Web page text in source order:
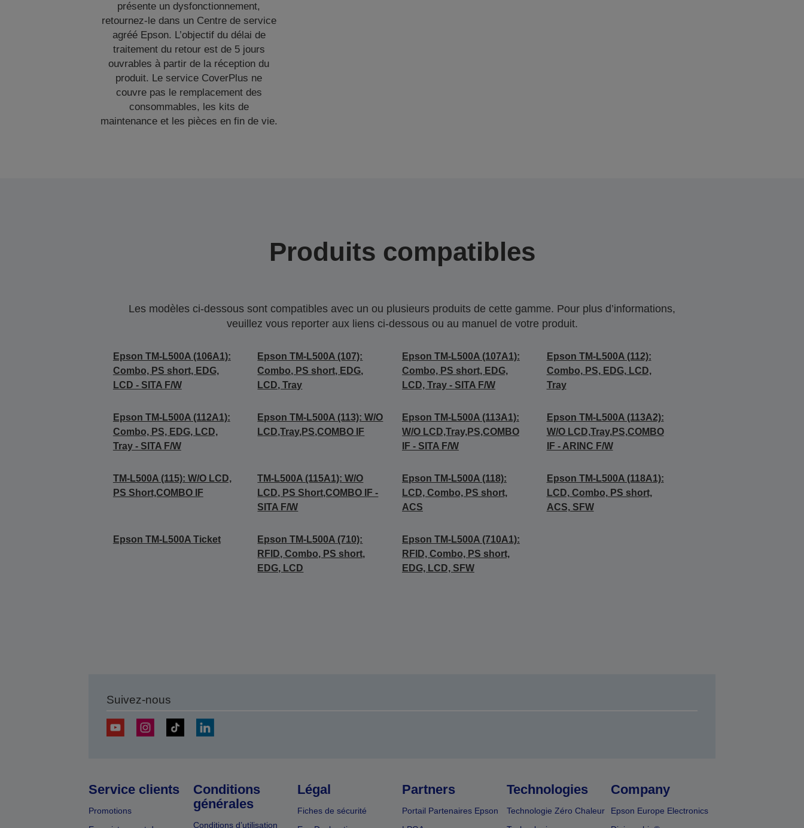
présente un dysfonctionnement,
retournez-le dans un Centre de service
agréé Epson. L’objectif du délai de
traitement du retour est de 5 jours
ouvrables à partir de la réception du
produit. Le service CoverPlus ne
couvre pas le remplacement des
consommables, les kits de
maintenance et les pièces en fin de vie.
Produits compatibles
Les modèles ci-dessous sont compatibles avec un ou plusieurs produits de cette gamme. Pour plus d’informations,
veuillez vous reporter aux liens ci-dessous ou au manuel de votre produit.
Epson TM-L500A (106A1):
Combo, PS short, EDG,
LCD - SITA F/W
Epson TM-L500A (107):
Combo, PS short, EDG,
LCD, Tray
Epson TM-L500A (107A1):
Combo, PS short, EDG,
LCD, Tray - SITA F/W
Epson TM-L500A (112):
Combo, PS, EDG, LCD,
Tray
Epson TM-L500A (112A1):
Combo, PS, EDG, LCD,
Tray - SITA F/W
Epson TM-L500A (113): W/O
LCD,Tray,PS,COMBO IF
Epson TM-L500A (113A1):
W/O LCD,Tray,PS,COMBO
IF - SITA F/W
Epson TM-L500A (113A2):
W/O LCD,Tray,PS,COMBO
IF - ARINC F/W
TM-L500A (115): W/O LCD,
PS Short,COMBO IF
TM-L500A (115A1): W/O
LCD, PS Short,COMBO IF -
SITA F/W
Epson TM-L500A (118):
LCD, Combo, PS short,
ACS
Epson TM-L500A (118A1):
LCD, Combo, PS short,
ACS, SFW
Epson TM-L500A Ticket
Epson TM-L500A (710):
RFID, Combo, PS short,
EDG, LCD
Epson TM-L500A (710A1):
RFID, Combo, PS short,
EDG, LCD, SFW
Suivez-nous
Service clients
Promotions
Conditions
générales
Conditions d’utilisation
Légal
Fiches de sécurité
Partners
Portail Partenaires Epson
Technologies
Technologie Zéro Chaleur
Company
Epson Europe Electronics